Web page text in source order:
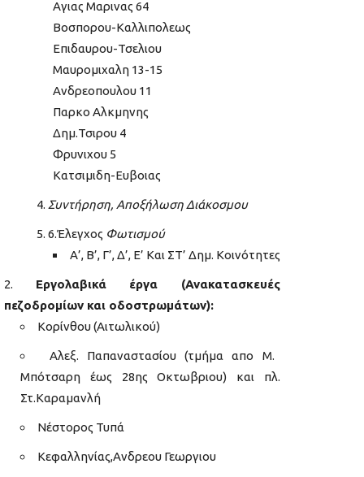
Αγιας Μαρινας 64
Βοσπορου-Καλλιπολεως
Επιδαυρου-Τσελιου
Μαυρομιχαλη 13-15
Ανδρεοπουλου 11
Παρκο Αλκμηνης
Δημ.Τσιρου 4
Φρυνιχου 5
Κατσιμιδη-Ευβοιας
Συντήρηση, Αποξήλωση Διάκοσμου
6.Έλεγχος Φωτισμού
Α’, Β’, Γ’, Δ’, Ε’ Και ΣΤ’ Δημ. Κοινότητες
Εργολαβικά έργα (Ανακατασκευές
πεζοδρομίων και οδοστρωμάτων):
Κορίνθου (Αιτωλικού)
Αλεξ. Παπαναστασίου (τμήμα απο Μ.
Μπότσαρη έως 28ης Οκτωβριου) και πλ.
Στ.Καραμανλή
Νέστορος Τυπά
Κεφαλληνίας,Ανδρεου Γεωργιου